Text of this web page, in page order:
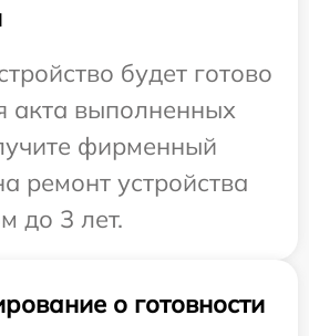
будет готово
акта выполненных
фирменный
ремонт устройства
до 3 лет.
о готовности